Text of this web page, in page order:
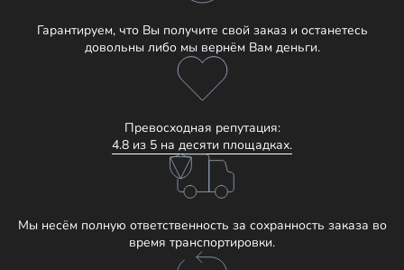
Гарантируем, что Вы получите свой заказ и останетесь
довольны либо мы вернём Вам деньги.
Превосходная репутация:
4.8 из 5 на десяти площадках.
Мы несём полную ответственность за сохранность заказа во
время транспортировки.